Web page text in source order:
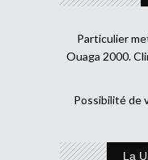
Particulier
Ouaga 2000.
Possibilité de
La